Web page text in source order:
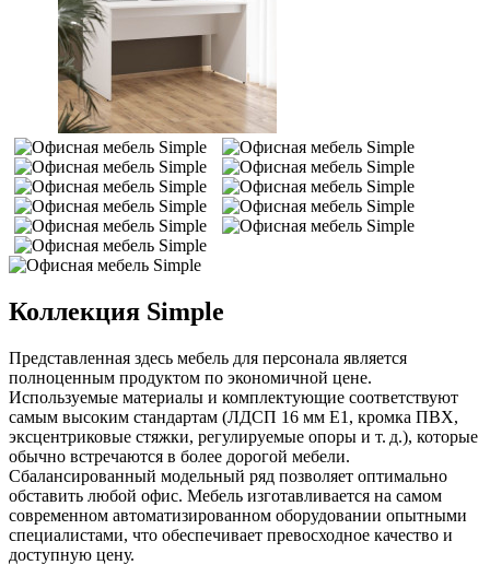
Коллекция Simple
Представленная здесь мебель для персонала является
полноценным продуктом по экономичной цене.
Используемые материалы и комплектующие соответствуют
самым высоким стандартам (ЛДСП 16 мм Е1, кромка ПВХ,
эксцентриковые стяжки, регулируемые опоры и т. д.), которые
обычно встречаются в более дорогой мебели.
Сбалансированный модельный ряд позволяет оптимально
обставить любой офис. Мебель изготавливается на самом
современном автоматизированном оборудовании опытными
специалистами, что обеспечивает превосходное качество и
доступную цену.